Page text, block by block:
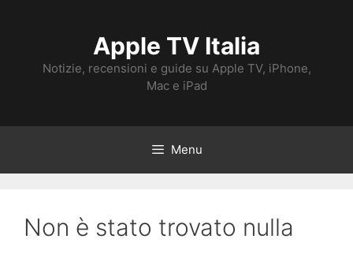
Apple TV Italia
Notizie, recensioni e guide su Apple TV, iPhone,
Mac e iPad
Menu
Non è stato trovato nulla